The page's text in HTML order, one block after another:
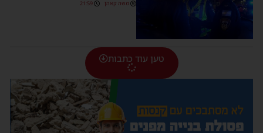
משה קאהן 21:59
טען עוד כתבות